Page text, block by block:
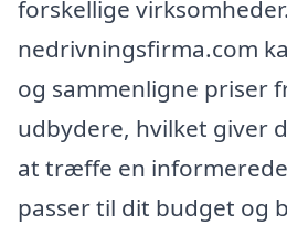
forskellige
nedrivningsfirma.com
og sammenligne priser
udbydere, hvilket giver
at træffe en
passer til dit budget og